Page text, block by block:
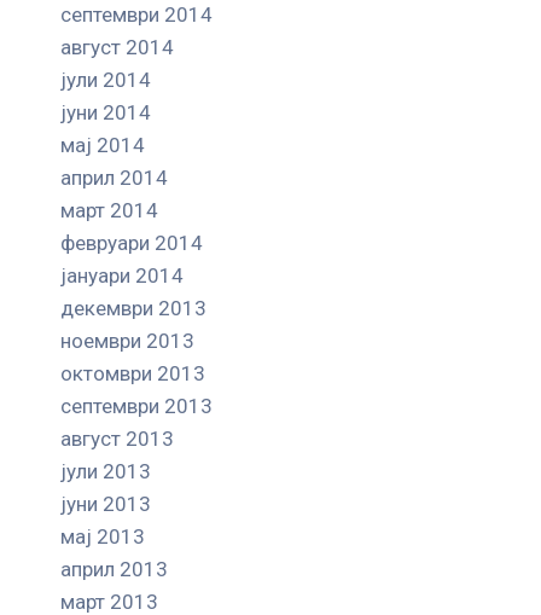
септември 2014
август 2014
јули 2014
јуни 2014
мај 2014
април 2014
март 2014
февруари 2014
јануари 2014
декември 2013
ноември 2013
октомври 2013
септември 2013
август 2013
јули 2013
јуни 2013
мај 2013
април 2013
март 2013